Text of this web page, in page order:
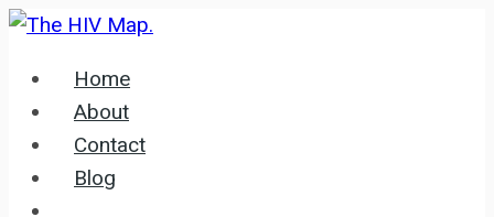
Skip
contentHome
About
Contact
Blog